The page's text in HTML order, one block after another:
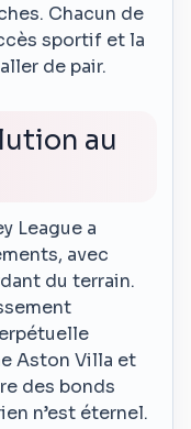
Chacun de
sportif et la
de pair.
au
League a
avec
du terrain.
Aston Villa et
des bonds
n’est éternel.